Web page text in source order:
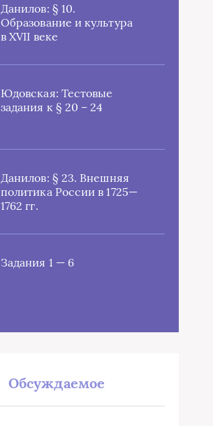
Данилов: § 10.
Образование и культура
в XVII веке
Юдовская: Тестовые
задания к § 20 – 24
Данилов: § 23. Внешняя
политика России в 1725—
1762 гг.
Задания 1 — 6
Обсуждаемое